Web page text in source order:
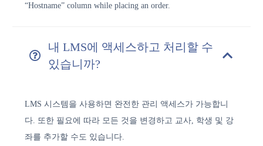
“Hostname” column while placing an order.
내 LMS에 액세스하고 처리할 수
있습니까?
LMS 시스템을 사용하면 완전한 관리 액세스가 가능합니
다. 또한 필요에 따라 모든 것을 변경하고 교사, 학생 및 강
좌를 추가할 수도 있습니다.